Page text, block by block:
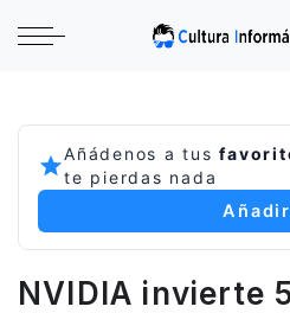
Añádenos a tus
te pierdas nada
Añadir
NVIDIA invierte